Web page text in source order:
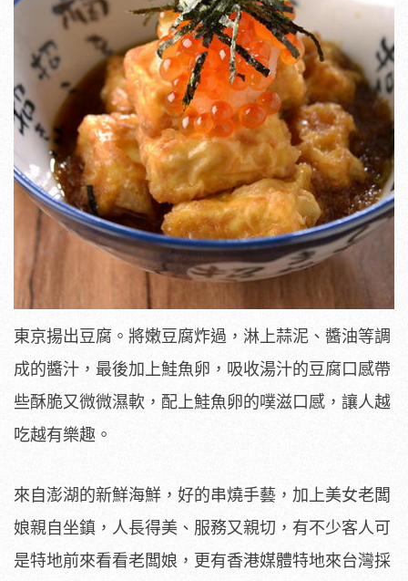
東京揚出豆腐。將嫩豆腐炸過，淋上蒜泥、醬油等調
成的醬汁，最後加上鮭魚卵，吸收湯汁的豆腐口感帶
些酥脆又微微濕軟，配上鮭魚卵的噗滋口感，讓人越
吃越有樂趣。
來自澎湖的新鮮海鮮，好的串燒手藝，加上美女老闆
娘親自坐鎮，人長得美、服務又親切，有不少客人可
是特地前來看看老闆娘，更有香港媒體特地來台灣採